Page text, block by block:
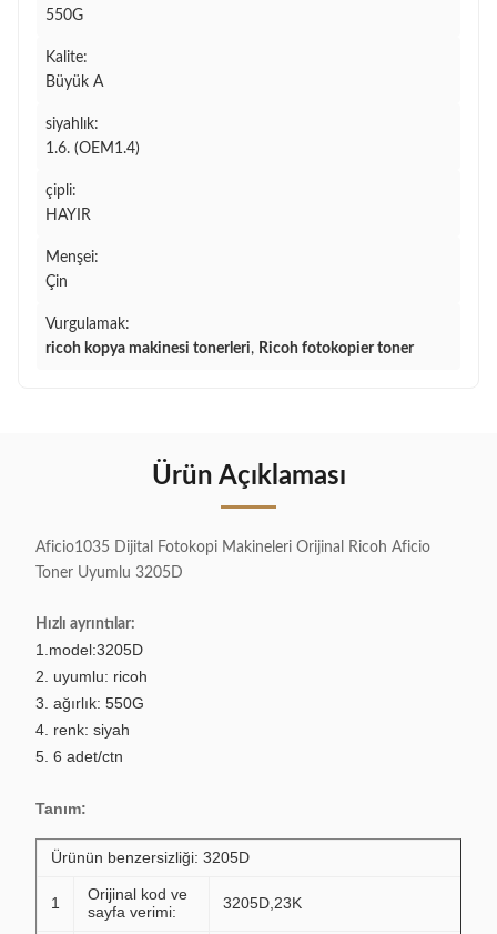
550G
Kalite:
Büyük A
siyahlık:
1.6. (OEM1.4)
çipli:
HAYIR
Menşei:
Çin
Vurgulamak:
ricoh kopya makinesi tonerleri, Ricoh fotokopier toner
Ürün Açıklaması
Aficio1035 Dijital Fotokopi Makineleri Orijinal Ricoh Aficio
Toner Uyumlu 3205D
Hızlı ayrıntılar:
1.model:3205D
2. uyumlu: ricoh
3. ağırlık: 550G
4. renk: siyah
5. 6 adet/ctn
Tanım:
Ürünün benzersizliği: 3205D
1
Orijinal kod ve
sayfa verimi:
3205D,23K